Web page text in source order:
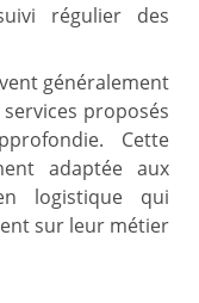
régulier des
généralement
proposés
Cette
adaptée aux
logistique qui
sur leur métier